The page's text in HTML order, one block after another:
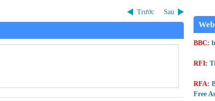
Trước Sau
BBC:
RFI:
RFA:
Free